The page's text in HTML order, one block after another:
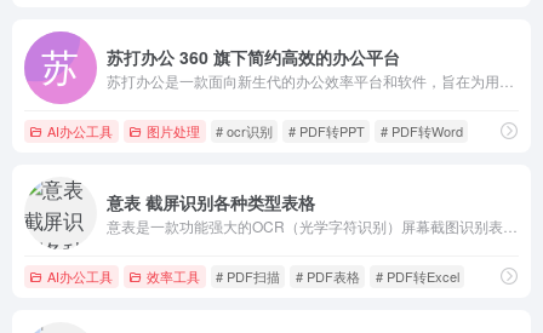
苏打办公 360 旗下简约高效的办公平台
AI办公工具 图片处理 # ocr识别 # PDF转PPT # PDF转Word
意表 截屏识别各种类型表格
AI办公工具 效率工具 # PDF扫描 # PDF表格 # PDF转Excel